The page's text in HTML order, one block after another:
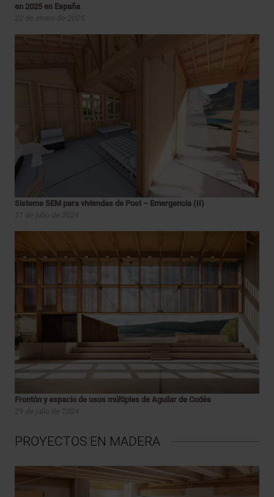
en 2025 en España
22 de enero de 2025
Sistema SEM para viviendas de Post – Emergencia (II)
31 de julio de 2024
Frontón y espacio de usos múltiples de Aguilar de Codés
29 de julio de 2024
PROYECTOS EN MADERA